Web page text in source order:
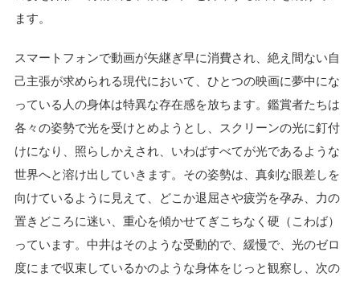
ます。
スマートフォンで動画が矢継ぎ早に消費され、絶え間ない自
己主張が求められる現代において、ひとつの映画に夢中にな
っている人の身体は特異な存在感を放ちます。鑑賞者たちは
各々の姿勢で光を受けとめようとし、スクリーンの光に釘付
けになり、照らしかえされ、いわばすべてが光であるような
世界へと溶け出していきます。その姿勢は、真剣な眼差しを
向けているように見えて、どこか退屈さや疲労を孕み、力の
置きどころに迷い、重心を傾かせてぎこちなく硬（こわば）
っています。中井はそのような受動的で、緩慢で、光のゼロ
度にまで収束しているかのような身体をじっと観察し、次の